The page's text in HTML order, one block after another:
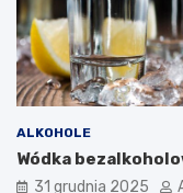
ALKOHOLE
Wódka
31 grudnia 2025